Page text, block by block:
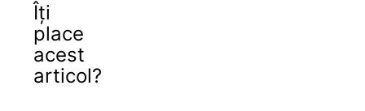
Îți
place
acest
articol?